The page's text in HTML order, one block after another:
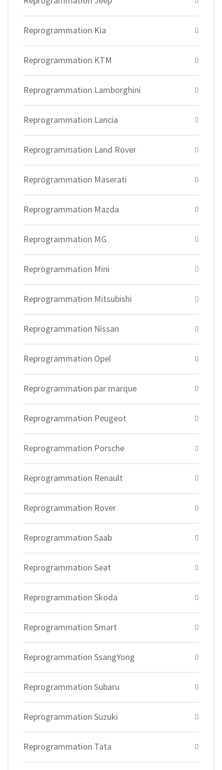
Reprogrammation Kia
Reprogrammation KTM
Reprogrammation Lamborghini
Reprogrammation Lancia
Reprogrammation Land Rover
Reprogrammation Maserati
Reprogrammation Mazda
Reprogrammation MG
Reprogrammation Mini
Reprogrammation Mitsubishi
Reprogrammation Nissan
Reprogrammation Opel
Reprogrammation par marque
Reprogrammation Peugeot
Reprogrammation Porsche
Reprogrammation Renault
Reprogrammation Rover
Reprogrammation Saab
Reprogrammation Seat
Reprogrammation Skoda
Reprogrammation Smart
Reprogrammation SsangYong
Reprogrammation Subaru
Reprogrammation Suzuki
Reprogrammation Tata